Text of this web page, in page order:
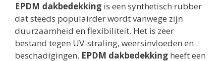
EPDM dakbedekking is een synthetisch rubber
dat steeds populairder wordt vanwege zijn
duurzaamheid en flexibiliteit. Het is zeer
bestand tegen UV-straling, weersinvloeden en
beschadigingen. EPDM dakbedekking heeft een